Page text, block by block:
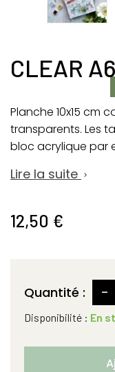
CLEAR
Planche 10x15 cm
transparents. Les
bloc acrylique par
Lire la suite 
12,50 €
Quantité : -
Disponibilité : En